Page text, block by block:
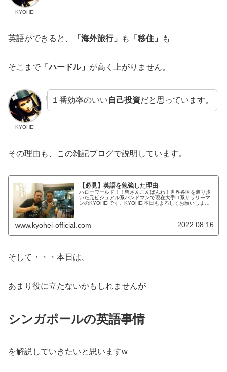
KYOHEI
英語ができると、 「海外旅行」 も 「移住」 も
そこまで 「ハードル」 が高く上がりません。
KYOHEI
１番効率のいい自己投資だと思っています。
その理由も、この雑記ブログで説明しています。
【必見】英語を勉強した理由
ハローワールド！！皆さんこんばんわ！世界各国を渡り歩
いた元ビジュアル系バンドマンで現在大手IT系サラリーマ
ンのKYOHEIです。KYOHEI本日もよろしくお願いしま
www.kyohei-official.com 2022.08.16
そして・・・本日は、
あまり役に立たないかもしれませんが
シンガポールの英語事情
を解説していきたいと思いますw